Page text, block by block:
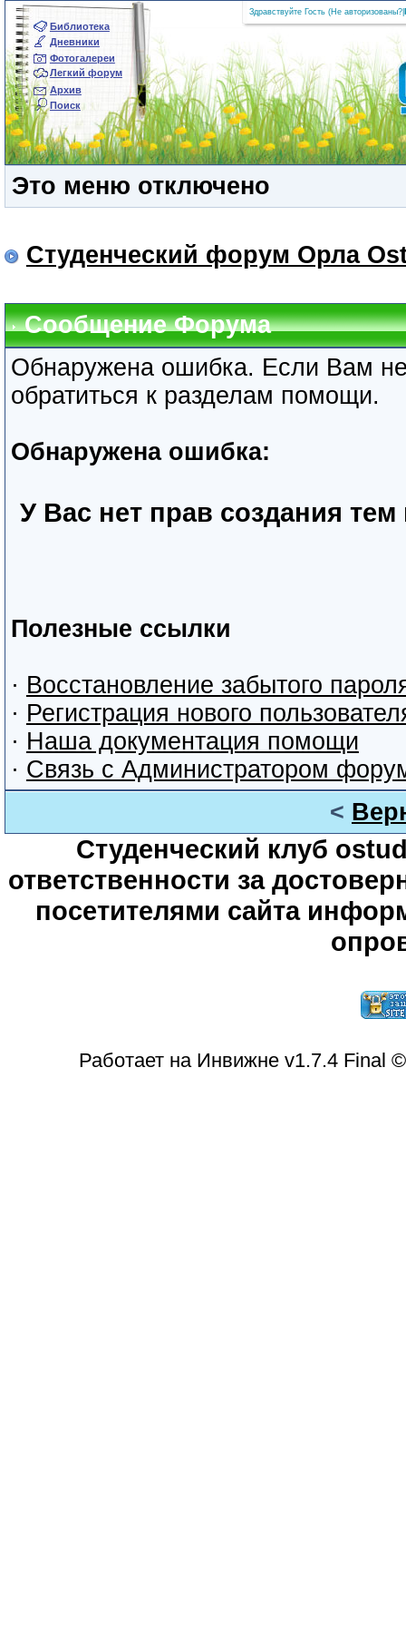
Библиотека
Дневники
Фотогалереи
Легкий форум
Архив
Поиск
Здравствуйте Гость (Не авторизованы?
Это меню отключено
Студенческий форум Орла
Сообщение Форума
Обнаружена ошибка. Если Вам
обратиться к разделам помощи.
Обнаружена ошибка:
У Вас нет прав создания
Полезные ссылки
· Восстановление забытого
· Регистрация нового
· Наша документация помощи
· Связь с Администратором
<
Студенческий клуб
ответственности за
посетителями сайта
Работает на Инвижне v1.7.4 Final